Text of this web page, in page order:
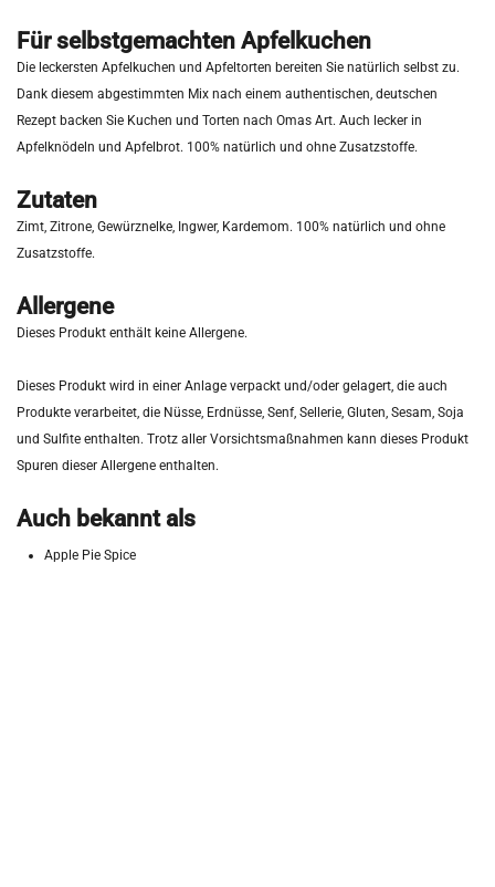
Für selbstgemachten Apfelkuchen
Die leckersten Apfelkuchen und Apfeltorten bereiten Sie natürlich selbst zu.
Dank diesem abgestimmten Mix nach einem authentischen, deutschen
Rezept backen Sie Kuchen und Torten nach Omas Art. Auch lecker in
Apfelknödeln und Apfelbrot. 100% natürlich und ohne Zusatzstoffe.
Zutaten
Zimt, Zitrone, Gewürznelke, Ingwer, Kardemom. 100% natürlich und ohne
Zusatzstoffe.
Allergene
Dieses Produkt enthält keine Allergene.
Dieses Produkt wird in einer Anlage verpackt und/oder gelagert, die auch
Produkte verarbeitet, die Nüsse, Erdnüsse, Senf, Sellerie, Gluten, Sesam, Soja
und Sulfite enthalten. Trotz aller Vorsichtsmaßnahmen kann dieses Produkt
Spuren dieser Allergene enthalten.
Auch bekannt als
Apple Pie Spice